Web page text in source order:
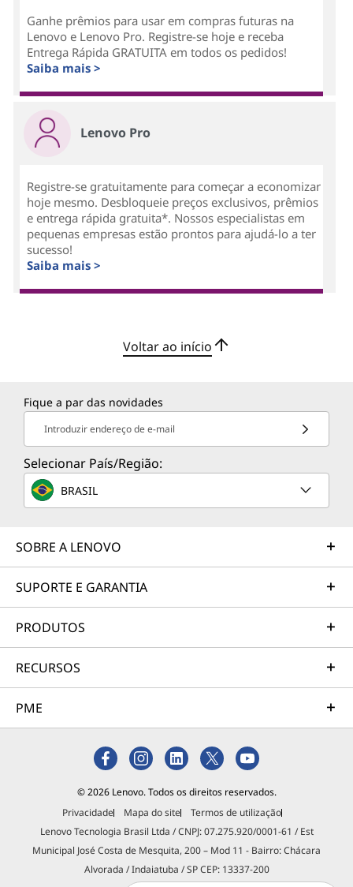
Ganhe prêmios para usar em compras futuras na
Lenovo e Lenovo Pro. Registre-se hoje e receba
Entrega Rápida GRATUITA em todos os pedidos!
Saiba mais >
Lenovo Pro
Registre-se gratuitamente para começar a economizar
hoje mesmo. Desbloqueie preços exclusivos, prêmios
e entrega rápida gratuita*. Nossos especialistas em
pequenas empresas estão prontos para ajudá-lo a ter
sucesso!
Saiba mais >
Voltar ao início
Fique a par das novidades
Introduzir endereço de e-mail
Selecionar País/Região:
BRASIL
SOBRE A LENOVO
SUPORTE E GARANTIA
PRODUTOS
RECURSOS
PME
© 2026 Lenovo. Todos os direitos reservados.
Privacidade
Mapa do site
Termos de utilização
Lenovo Tecnologia Brasil Ltda / CNPJ: 07.275.920/0001-61 / Est
Municipal José Costa de Mesquita, 200 – Mod 11 - Bairro: Chácara
Alvorada / Indaiatuba / SP CEP: 13337-200